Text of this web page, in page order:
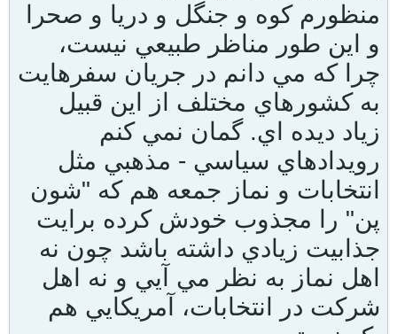
منظورم كوه و جنگل و دريا و صحرا
و اين طور مناظر طبيعي نيست،
چرا كه مي دانم در جريان سفرهايت
به كشورهاي مختلف از اين قبيل
زياد ديده اي. گمان نمي كنم
رويدادهاي سياسي - مذهبي مثل
انتخابات و نماز جمعه هم كه "شون
پن" را مجذوب خودش كرده برايت
جذابيت زيادي داشته باشد چون نه
اهل نماز به نظر مي آيي و نه اهل
شركت در انتخابات، آمريكايي هم